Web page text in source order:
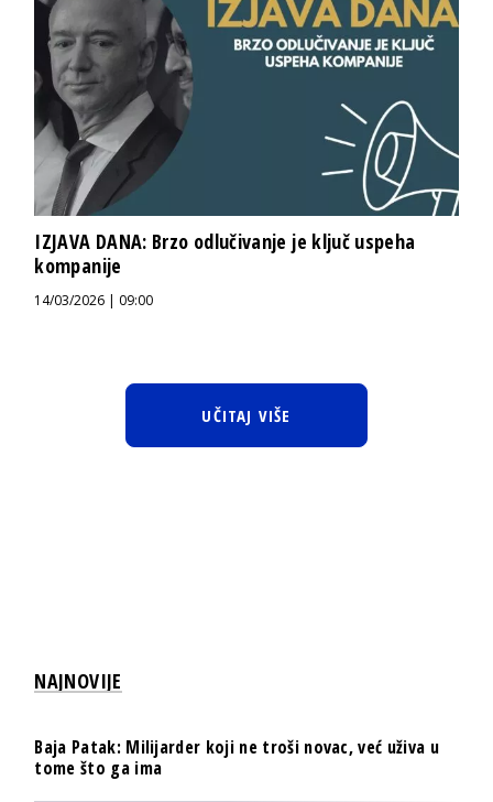
IZJAVA DANA: Brzo odlučivanje je ključ uspeha
kompanije
14/03/2026 | 09:00
UČITAJ VIŠE
NAJNOVIJE
Baja Patak: Milijarder koji ne troši novac, već uživa u
tome što ga ima